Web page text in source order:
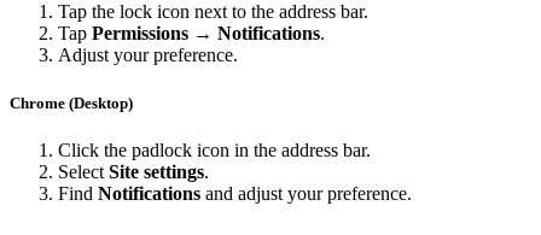
Tap the lock icon next to the address bar.
Tap Permissions → Notifications.
Adjust your preference.
Chrome (Desktop)
Click the padlock icon in the address bar.
Select Site settings.
Find Notifications and adjust your preference.